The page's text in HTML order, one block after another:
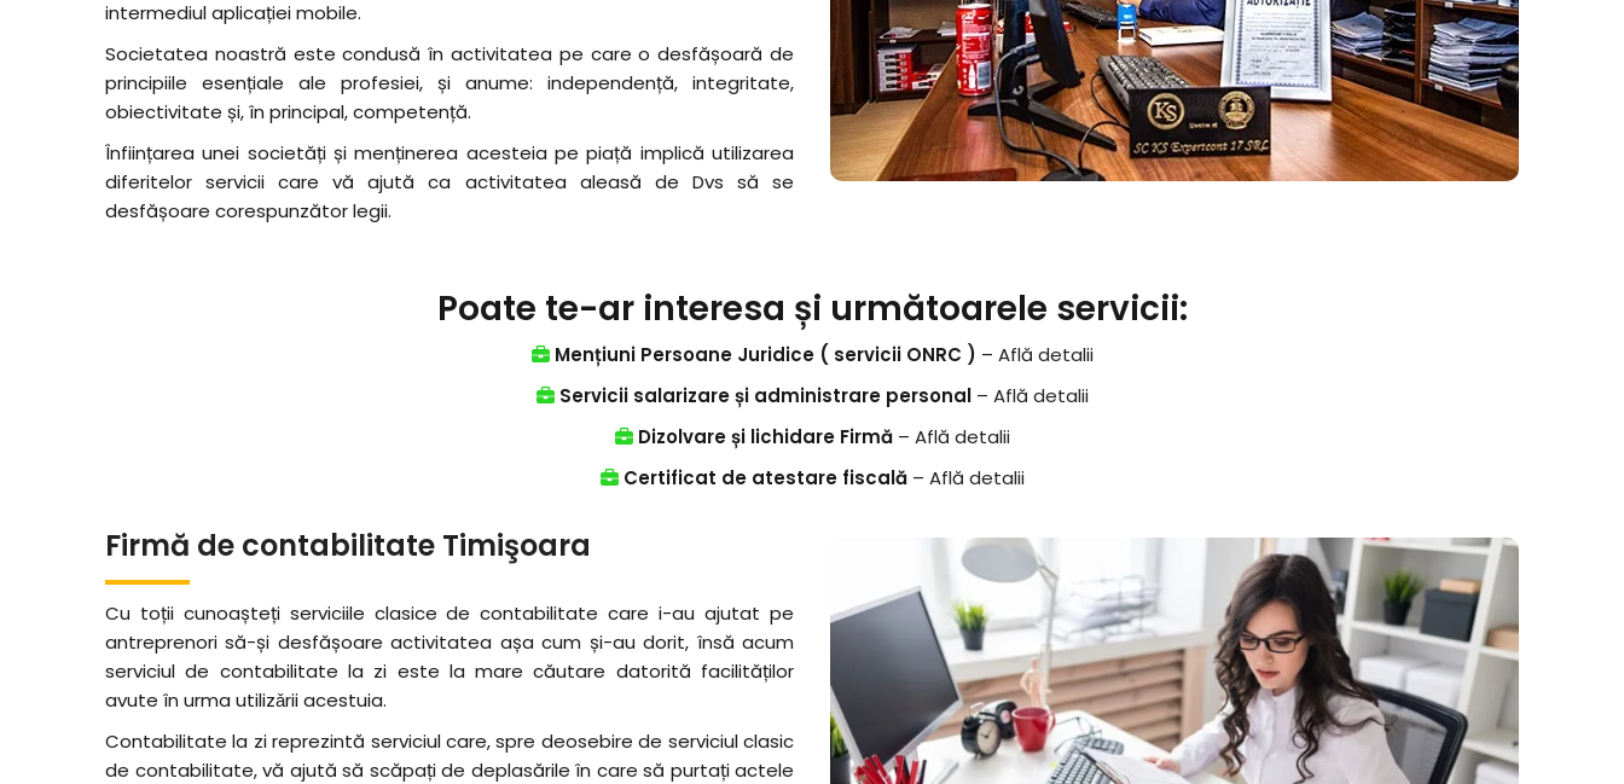
intermediul aplicației mobile.
Societatea noastră este condusă în activitatea pe care o desfășoară de
principiile esențiale ale profesiei, și anume: independență, integritate,
obiectivitate și, în principal, competență.
Înființarea unei societăți și menținerea acesteia pe piață implică utilizarea
diferitelor servicii care vă ajută ca activitatea aleasă de Dvs să se
desfășoare corespunzător legii.
Poate te-ar interesa și următoarele servicii:
Mențiuni Persoane Juridice ( servicii ONRC ) – Află detalii
Servicii salarizare și administrare personal– Află detalii
Dizolvare și lichidare Firmă– Află detalii
Certificat de atestare fiscală– Află detalii
Firmă de contabilitate Timişoara
Cu toții cunoașteți serviciile clasice de contabilitate care i-au ajutat pe
antreprenori să-și desfășoare activitatea așa cum și-au dorit, însă acum
serviciul de contabilitate la zi este la mare căutare datorită facilităților
avute în urma utilizǎrii acestuia.
Contabilitate la zi reprezintă serviciul care, spre deosebire de serviciul clasic
de contabilitate, vă ajută să scăpați de deplasările în care să purtați actele